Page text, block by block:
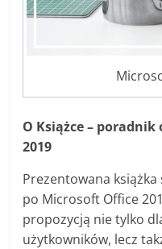
O Książce –
2019
Prezentowana
po Microsoft Office
propozycją nie tylko
użytkowników, lecz